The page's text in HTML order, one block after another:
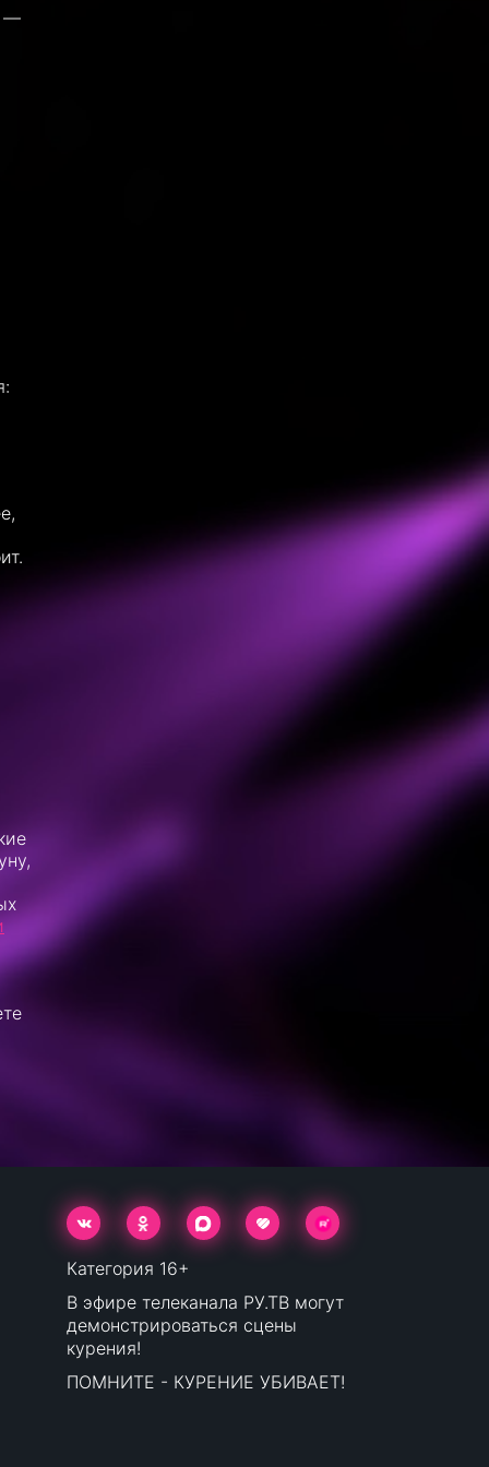
—
Категория 16+
В эфире телеканала РУ.ТВ могут
демонстрироваться сцены
курения!
ПОМНИТЕ - КУРЕНИЕ УБИВАЕТ!